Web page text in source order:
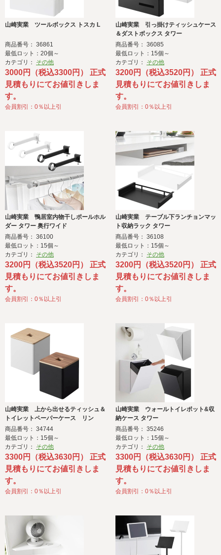
山崎実業 ツールボックス トスカ L
商品番号： 36861
最低ロット：20個～
カテゴリ： その他
3000円（税込3300円） 正式
見積もりにてお値引きしま
す。
会員割引：0％以上引
山崎実業 引っ掛けティッシュケース
＆ダストボックス タワー
商品番号： 36085
最低ロット：15個～
カテゴリ： その他
3200円（税込3520円） 正式
見積もりにてお値引きしま
す。
会員割引：0％以上引
山崎実業 鴨居室内物干しポールホル
ダー タワー 奥行ワイド
商品番号： 36100
最低ロット：15個～
カテゴリ： その他
3200円（税込3520円） 正式
見積もりにてお値引きしま
す。
会員割引：0％以上引
山崎実業 テーブル下ランチョンマッ
ト収納ラック タワー
商品番号： 36108
最低ロット：15個～
カテゴリ： その他
3200円（税込3520円） 正式
見積もりにてお値引きしま
す。
会員割引：0％以上引
山崎実業 上から出せるティッシュ＆
トイレットペーパーケース リン
商品番号： 34744
最低ロット：15個～
カテゴリ： その他
3300円（税込3630円） 正式
見積もりにてお値引きしま
す。
会員割引：0％以上引
山崎実業 ウォールトイレポット&収
納ケース タワー
商品番号： 35246
最低ロット：15個～
カテゴリ： その他
3300円（税込3630円） 正式
見積もりにてお値引きしま
す。
会員割引：0％以上引